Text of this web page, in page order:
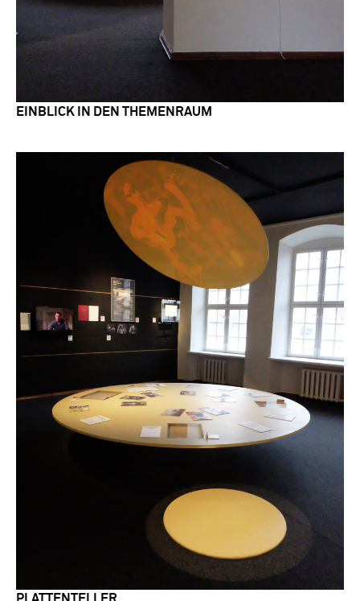
EINBLICK IN DEN THEMENRAUM